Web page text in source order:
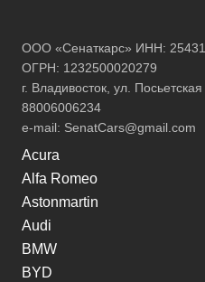
ООО «Сенаткарс» ИНН:
ОГРН: 1232500020279
г. Владивосток, ул.
88006006234
e-mail: SenatCars@gmail.com
Acura
Alfa Romeo
Astonmartin
Audi
BMW
BYD